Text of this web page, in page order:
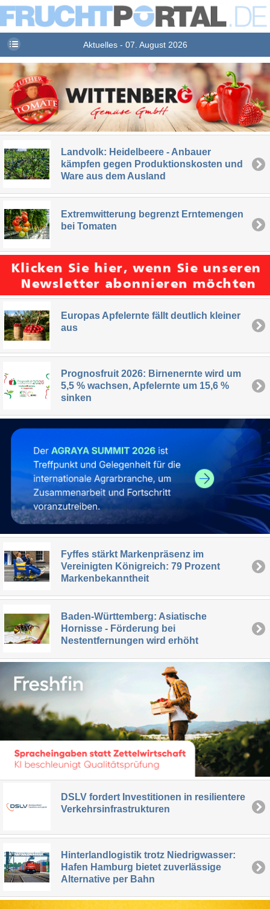
Aktuelles - 07. August 2026
Landvolk: Heidelbeere - Anbauer
kämpfen gegen Produktionskosten und
Ware aus dem Ausland
Extremwitterung begrenzt Erntemengen
bei Tomaten
Europas Apfelernte fällt deutlich kleiner
aus
Prognosfruit 2026: Birnenernte wird um
5,5 % wachsen, Apfelernte um 15,6 %
sinken
Fyffes stärkt Markenpräsenz im
Vereinigten Königreich: 79 Prozent
Markenbekanntheit
Baden-Württemberg: Asiatische
Hornisse - Förderung bei
Nestentfernungen wird erhöht
DSLV fordert Investitionen in resilientere
Verkehrsinfrastrukturen
Hinterlandlogistik trotz Niedrigwasser:
Hafen Hamburg bietet zuverlässige
Alternative per Bahn